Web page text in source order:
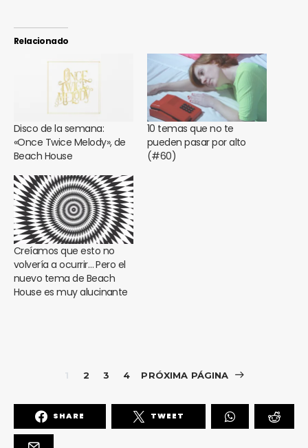
Relacionado
Disco de la semana:
«Once Twice Melody», de
Beach House
10 temas que no te
pueden pasar por alto
(#60)
Creíamos que esto no
volvería a ocurrir… Pero el
nuevo tema de Beach
House es muy alucinante
1 2 3 4 PRÓXIMA PÁGINA
SHARE TWEET